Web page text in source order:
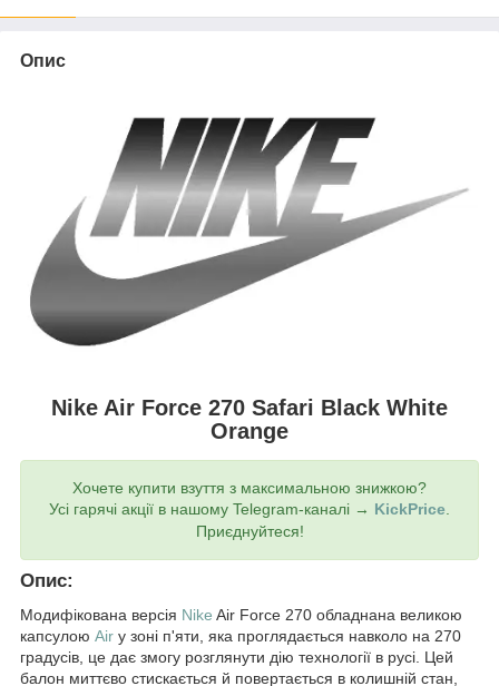
Опис
Nike Air Force 270 Safari Black White
Orange
Хочете купити взуття з максимальною знижкою?
Усі гарячі акції в нашому Telegram-каналі → KickPrice.
Приєднуйтеся!
Опис:
Модифікована версія Nike Air Force 270 обладнана великою
капсулою Air у зоні п'яти, яка проглядається навколо на 270
градусів, це дає змогу розглянути дію технології в русі. Цей
балон миттєво стискається й повертається в колишній стан,